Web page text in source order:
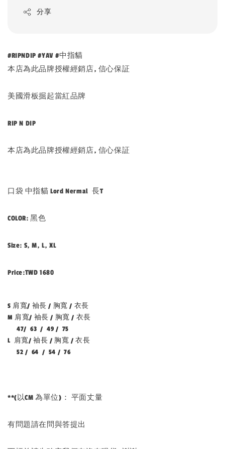
分享
#RIPNDIP #YAV #中指貓
本店為此品牌授權經銷店, 信心保証
美國滑板掘起當紅品牌
RIP N DIP
本店為此品牌授權經銷店, 信心保証
口袋 中指貓 Lord Nermal 長T
COLOR: 黑色
Size: S, M, L, XL
Price:TWD 1680
S 肩寬/ 袖長 / 胸寬 / 衣長
M 肩寬/ 袖長 / 胸寬 / 衣長
47/ 63 / 49 / 75
L 肩寬/ 袖長 / 胸寬 / 衣長
52 / 64 / 54 / 76
**(以CM 為單位)： 平面丈量
有問題請在問與答提出